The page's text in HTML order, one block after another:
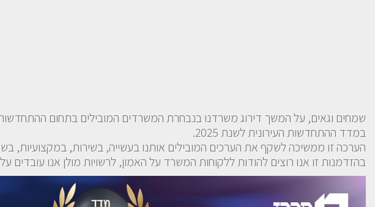
במדד ההתחדשות העירונית לשנת 2025.
הערכה זו ממשיכה לשקף את הערכים המובילים אותנו בעשייה, בשירות, במקצועיות,
בהזדמנות זו אנו רוצים להודות ללקוחות המשרד על האמון, לרשויות מולן אנו עובדים